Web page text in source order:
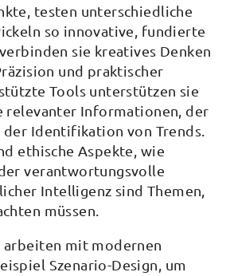
testen unterschiedliche
so innovative, fundierte
sie kreatives Denken
und praktischer
Tools unterstützen sie
relevanter Informationen, der
der Identifikation von Trends.
ethische Aspekte, wie
verantwortungsvolle
Intelligenz sind Themen,
müssen.
arbeiten mit modernen
Szenario-Design, um